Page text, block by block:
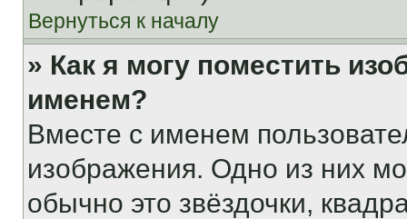
Вернуться к началу
» Как я могу поместить
именем?
Вместе с именем
изображения. Одно из них
обычно это звёздочки,